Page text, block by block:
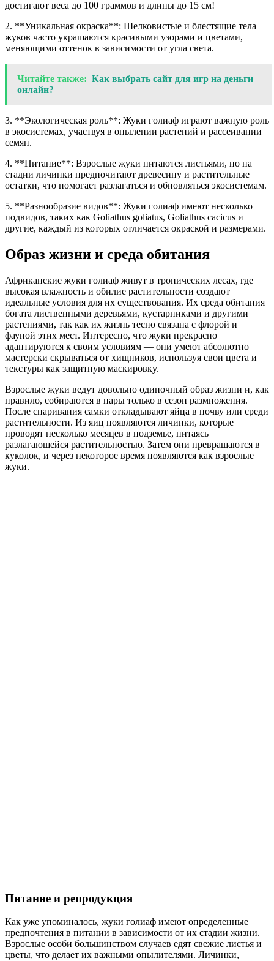
достигают веса до 100 граммов и длины до 15 см!
2. **Уникальная окраска**: Шелковистые и блестящие тела
жуков часто украшаются красивыми узорами и цветами,
меняющими оттенок в зависимости от угла света.
Читайте также: Как выбрать сайт для игр на деньги
онлайн?
3. **Экологическая роль**: Жуки голиаф играют важную роль
в экосистемах, участвуя в опылении растений и рассеивании
семян.
4. **Питание**: Взрослые жуки питаются листьями, но на
стадии личинки предпочитают древесину и растительные
остатки, что помогает разлагаться и обновляться экосистемам.
5. **Разнообразие видов**: Жуки голиаф имеют несколько
подвидов, таких как Goliathus goliatus, Goliathus cacicus и
другие, каждый из которых отличается окраской и размерами.
Образ жизни и среда обитания
Африканские жуки голиаф живут в тропических лесах, где
высокая влажность и обилие растительности создают
идеальные условия для их существования. Их среда обитания
богата лиственными деревьями, кустарниками и другими
растениями, так как их жизнь тесно связана с флорой и
фауной этих мест. Интересно, что жуки прекрасно
адаптируются к своим условиям — они умеют абсолютно
мастерски скрываться от хищников, используя свои цвета и
текстуры как защитную маскировку.
Взрослые жуки ведут довольно одиночный образ жизни и, как
правило, собираются в пары только в сезон размножения.
После спаривания самки откладывают яйца в почву или среди
растительности. Из яиц появляются личинки, которые
проводят несколько месяцев в подземье, питаясь
разлагающейся растительностью. Затем они превращаются в
куколок, и через некоторое время появляются как взрослые
жуки.
Питание и репродукция
Как уже упоминалось, жуки голиаф имеют определенные
предпочтения в питании в зависимости от их стадии жизни.
Взрослые особи большинством случаев едят свежие листья и
цветы, что делает их важными опылителями. Личинки,